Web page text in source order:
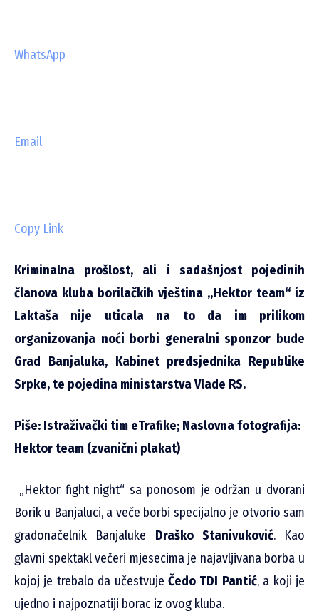
WhatsApp
Email
Copy Link
Kriminalna prošlost, ali i sadašnjost pojedinih
članova kluba borilačkih vještina „Hektor team“ iz
Laktaša nije uticala na to da im prilikom
organizovanja noći borbi generalni sponzor bude
Grad Banjaluka, Kabinet predsjednika Republike
Srpke, te pojedina ministarstva Vlade RS.
Piše: Istraživački tim eTrafike; Naslovna fotografija:
Hektor team (zvanični plakat)
„Hektor fight night“ sa ponosom je održan u dvorani
Borik u Banjaluci, a veče borbi specijalno je otvorio sam
gradonačelnik Banjaluke Draško Stanivuković. Kao
glavni spektakl večeri mjesecima je najavljivana borba u
kojoj je trebalo da učestvuje Čedo TDI Pantić, a koji je
ujedno i najpoznatiji borac iz ovog kluba.